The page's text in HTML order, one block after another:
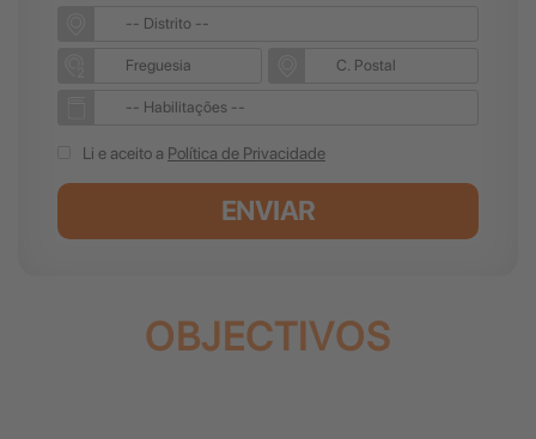
Li e aceito a Política de Privacidade
ENVIAR
OBJECTIVOS